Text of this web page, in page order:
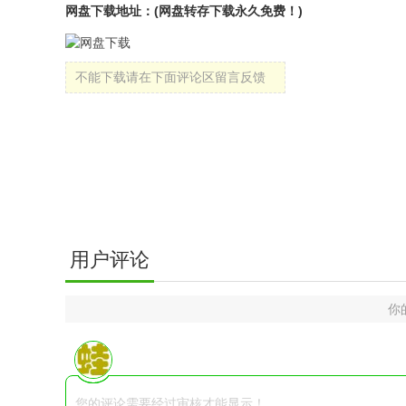
网盘下载地址：(网盘转存下载永久免费！)
不能下载请在下面评论区留言反馈
用户评论
你